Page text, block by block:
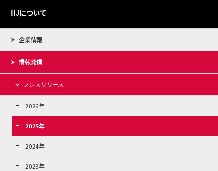
IIJについて
企業情報
情報発信
プレスリリース
2026年
2025年
2024年
2023年